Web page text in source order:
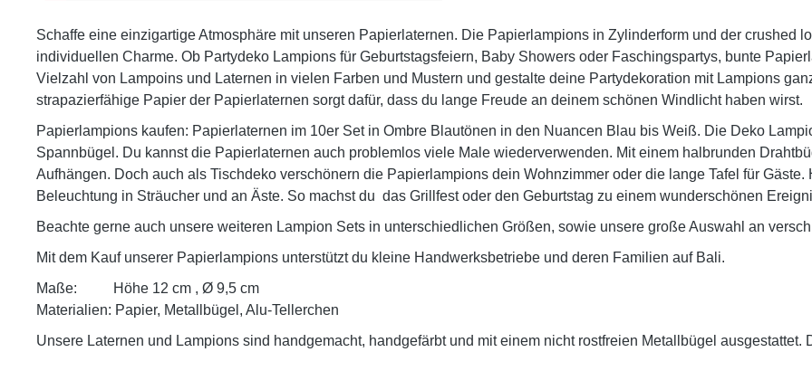
Schaffe eine einzigartige Atmosphäre mit unseren Papierlaternen. Die Papierlampions in Zylinderform und der crushed
individuellen Charme. Ob Partydeko Lampions für Geburtstagsfeiern, Baby Showers oder Faschingspartys, bunte
Vielzahl von Lampoins und Laternen in vielen Farben und Mustern und gestalte deine Partydekoration mit Lampions
strapazierfähige Papier der Papierlaternen sorgt dafür, dass du lange Freude an deinem schönen Windlichthaben wirst.
Papierlampions kaufen: Papierlaternen im 10er Setin Ombre Blautönen in den Nuancen Blau bis Weiß. Die Deko
Spannbügel. Du kannst die Papierlaternen auch problemlos viele Male wiederverwenden. Mit einem halbrunden
Aufhängen. Doch auch als Tischdeko verschönern die Papierlampions dein Wohnzimmer oder die lange Tafel für Gäste.
Beleuchtung in Sträucher und an Äste. So machst du das Grillfest oder den Geburtstag zu einem wunderschönen
Beachte gerne auch unsere weiteren Lampion Sets in unterschiedlichen Größen, sowie unsere große Auswahl an
Mit dem Kauf unserer Papierlampions unterstützt du kleine Handwerksbetriebe und deren Familien auf Bali.
Maße: Höhe 12 cm , Ø 9,5 cm
Materialien: Papier, Metallbügel, Alu-Tellerchen
Unsere Laternen und Lampions sind handgemacht, handgefärbt und mit einem nicht rostfreien Metallbügel ausgestattet.